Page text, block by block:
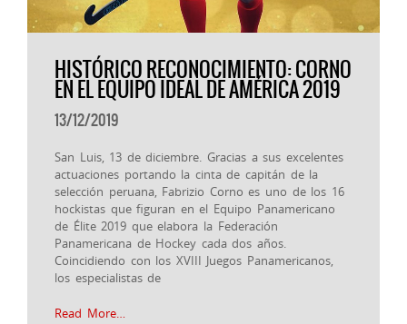
HISTÓRICO RECONOCIMIENTO: CORNO
EN EL EQUIPO IDEAL DE AMÉRICA 2019
13/12/2019
San Luis, 13 de diciembre. Gracias a sus excelentes
actuaciones portando la cinta de capitán de la
selección peruana, Fabrizio Corno es uno de los 16
hockistas que figuran en el Equipo Panamericano
de Élite 2019 que elabora la Federación
Panamericana de Hockey cada dos años.
Coincidiendo con los XVIII Juegos Panamericanos,
los especialistas de
Read More…